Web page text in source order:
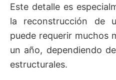
Este detalle es
la reconstrucción de
puede requerir muchos
un año, dependiendo
estructurales.